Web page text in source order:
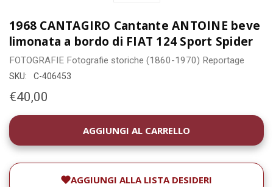
1968 CANTAGIRO Cantante ANTOINE beve
limonata a bordo di FIAT 124 Sport Spider
FOTOGRAFIE Fotografie storiche (1860-1970) Reportage
SKU: C-406453
€40,00
DISPONIBILITÀ
ATTUALE:
AGGIUNGI ALLA LISTA DESIDERI